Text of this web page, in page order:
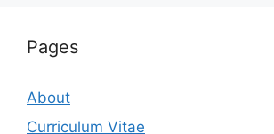
Pages
About
Curriculum Vitae